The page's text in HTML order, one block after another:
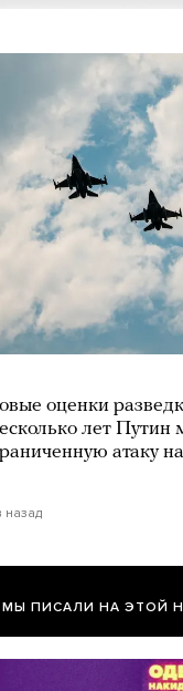
оценки
лет Путин
атаку
назад
ПИСАЛИ НА ЭТОЙ